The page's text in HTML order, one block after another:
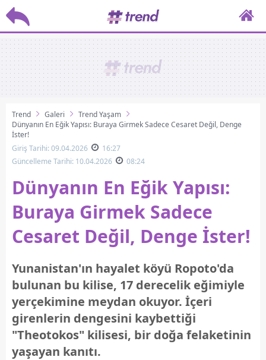
Trend Galeri
Trend Yaşam
Dünyanın En Eğik Yapısı: Buraya Girmek Sadece Cesaret Değil, Denge
İster!
Giriş Tarihi: 09.04.2026
16:27
Güncelleme Tarihi: 10.04.2026
08:24
Dünyanın En Eğik Yapısı:
Buraya Girmek Sadece
Cesaret Değil, Denge İster!
Yunanistan'ın hayalet köyü Ropoto'da
bulunan bu kilise, 17 derecelik eğimiyle
yerçekimine meydan okuyor. İçeri
girenlerin dengesini kaybettiği
"Theotokos" kilisesi, bir doğa felaketinin
yaşayan kanıtı.